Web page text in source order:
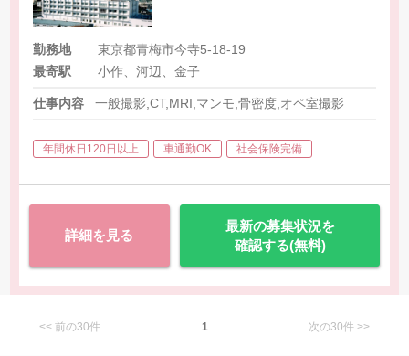
勤務地
東京都青梅市今寺5-18-19
最寄駅
小作、河辺、金子
仕事内容 一般撮影,CT,MRI,マンモ,骨密度,オペ室撮影
年間休日120日以上 車通勤OK 社会保険完備
詳細を見る
最新の募集状況を
確認する(無料)
<< 前の30件 1 次の30件 >>